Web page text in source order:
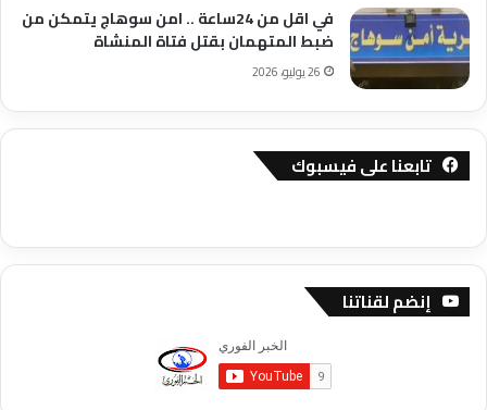
في اقل من 24ساعة .. امن سوهاج يتمكن من
ضبط المتهمان بقتل فتاة المنشاة
26 يوليو، 2026
تابعنا على فيسبوك
إنضم لقناتنا